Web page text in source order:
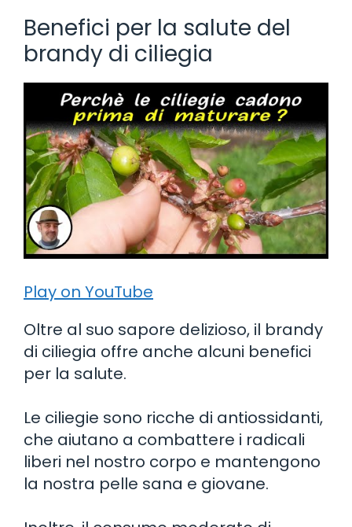
Benefici per la salute del
brandy di ciliegia
Play on YouTube
Oltre al suo sapore delizioso, il brandy
di ciliegia offre anche alcuni benefici
per la salute.
Le ciliegie sono ricche di antiossidanti,
che aiutano a combattere i radicali
liberi nel nostro corpo e mantengono
la nostra pelle sana e giovane.